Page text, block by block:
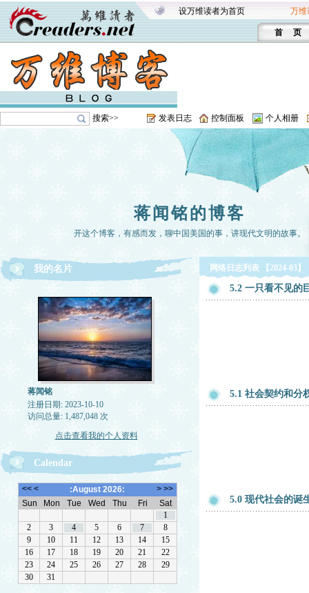
设万维读者为首页 万维
首 页
搜索>> 发表日志 控制面板 个人相册
蒋闻铭的博客
开这个博客，有感而发，聊中国美国的事，讲现代文明的故事。
我的名片
蒋闻铭
注册日期: 2023-10-10
访问总量: 1,487,048 次
点击查看我的个人资料
Calendar
网络日志列表 【2024-03】
5.2 一只看不见的
5.1 社会契约和分
5.0 现代社会的诞